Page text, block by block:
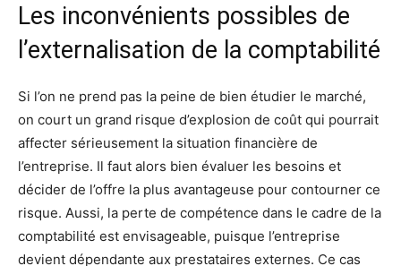
Les inconvénients possibles de
l’externalisation de la comptabilité
Si l’on ne prend pas la peine de bien étudier le marché,
on court un grand risque d’explosion de coût qui pourrait
affecter sérieusement la situation financière de
l’entreprise. Il faut alors bien évaluer les besoins et
décider de l’offre la plus avantageuse pour contourner ce
risque. Aussi, la perte de compétence dans le cadre de la
comptabilité est envisageable, puisque l’entreprise
devient dépendante aux prestataires externes. Ce cas